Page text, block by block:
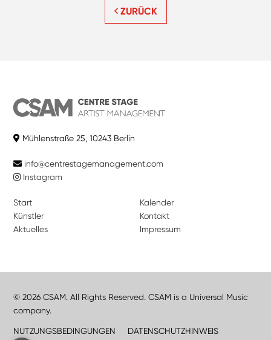
ZURÜCK
Mühlenstraße 25, 10243 Berlin
info@centrestagemanagement.com
Instagram
Start
Künstler
Aktuelles
Kalender
Kontakt
Impressum
© 2026 CSAM. All Rights Reserved. CSAM is a Universal Music
company.
NUTZUNGSBEDINGUNGEN
DATENSCHUTZHINWEIS